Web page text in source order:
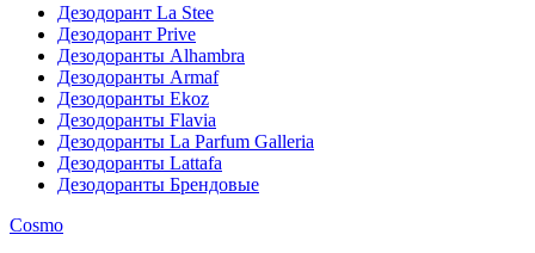
Дезодорант La Stee
Дезодорант Prive
Дезодоранты Alhambra
Дезодоранты Armaf
Дезодоранты Ekoz
Дезодоранты Flavia
Дезодоранты La Parfum Galleria
Дезодоранты Lattafa
Дезодоранты Брендовые
Cosmo